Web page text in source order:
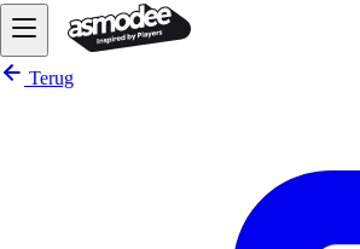
Terug